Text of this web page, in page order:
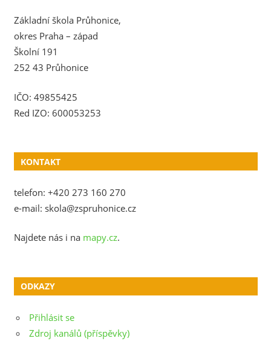
Základní škola Průhonice,
okres Praha – západ
Školní 191
252 43 Průhonice
IČO: 49855425
Red IZO: 600053253
KONTAKT
telefon: +420 273 160 270
e-mail: skola@zspruhonice.cz
Najdete nás i na mapy.cz.
ODKAZY
Přihlásit se
Zdroj kanálů (příspěvky)